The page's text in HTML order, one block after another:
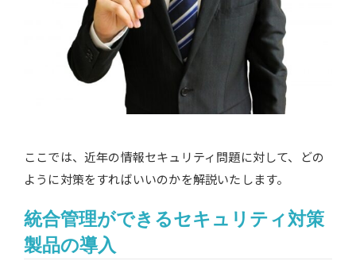
ここでは、近年の情報セキュリティ問題に対して、どの
ように対策をすればいいのかを解説いたします。
統合管理ができるセキュリティ対策
製品の導入